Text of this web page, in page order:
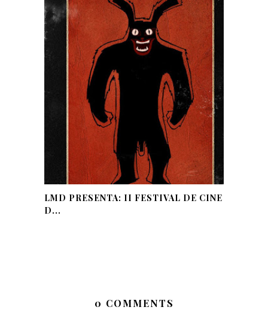
LMD PRESENTA: II FESTIVAL DE CINE
D...
0 COMMENTS